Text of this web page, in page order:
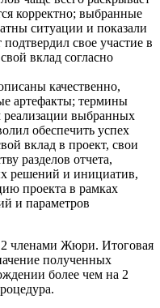
корректно; выбранные
ситуации и показали
подтвердил свое участие в
вклад согласно
качественно,
артефакты; термины
реализации выбранных
обеспечить успех
вклад в проект, свои
разделов отчета,
решений и инициатив,
проекта в рамках
и параметров
членами Жюри. Итоговая
полученных
более чем на 2